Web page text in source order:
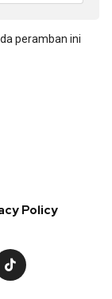
peramban ini
Policy